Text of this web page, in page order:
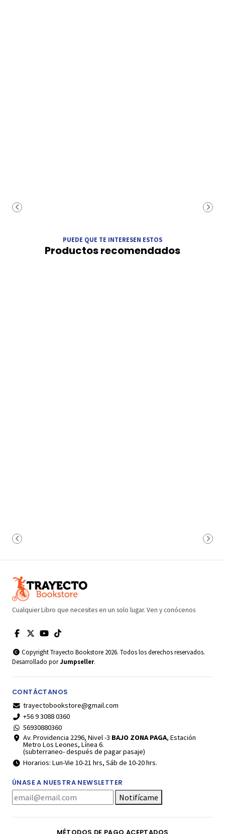
PUEDE QUE TE INTERESEN ESTOS
Productos recomendados
Cualquier Libro que necesites en un solo lugar. Ven y conócenos
Copyright Trayecto Bookstore 2026. Todos los derechos reservados.
Desarrollado porJumpseller.
CONTÁCTANOS
trayectobookstore@gmail.com
+56 9 3088 0360
56930880360
Av. Providencia 2296, Nivel -3 BAJO ZONA PAGA, Estación
Metro Los Leones, Línea 6.
(subterraneo- después de pagar pasaje)
Horarios: Lun-Vie 10-21 hrs, Sáb de 10-20 hrs.
ÚNASE A NUESTRA NEWSLETTER
Notifícame
MÉTODOS DE PAGO ACEPTADOS